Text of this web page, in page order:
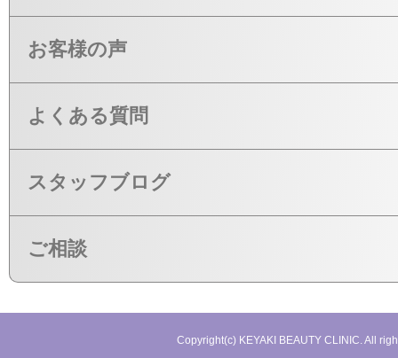
お客様の声
よくある質問
スタッフブログ
ご相談
Copyright(c) KEYAKI BEAUTY CLINIC. All